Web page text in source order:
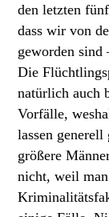
den letzten
dass wir von
geworden sind
Die
natürlich auch
Vorfälle,
lassen
größere
nicht, weil